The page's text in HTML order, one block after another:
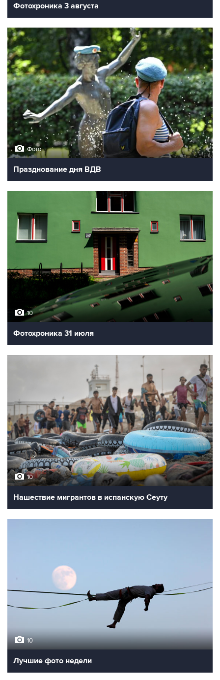
Фотохроника 3 августа
Фото
Празднование дня ВДВ
10
Фотохроника 31 июля
10
Нашествие мигрантов в испанскую Сеуту
10
Лучшие фото недели